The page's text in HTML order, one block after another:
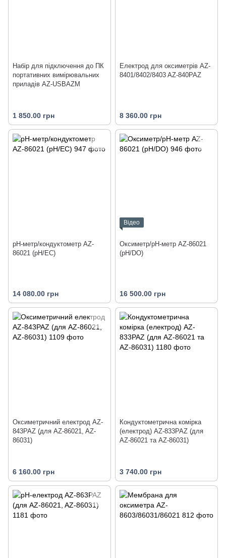
Набір для підключення до ПК
портативних вимірювальних
приладів AZ-USBAZM
1 850.00 грн
Електрод для оксиметрів AZ-
8401/8402/8403 AZ-840PAZ
8 360.00 грн
pH-метр/кондуктометр AZ-
86021 (pH/EC)
14 080.00 грн
Відео
Оксиметр/pH-метр AZ-86021
(pH/DO)
16 500.00 грн
Оксиметричний електрод AZ-
843PAZ (для AZ-86021, AZ-
86031)
6 160.00 грн
Кондуктометрична комірка
(електрод) AZ-833PAZ (для
AZ-86021 та AZ-86031)
3 740.00 грн